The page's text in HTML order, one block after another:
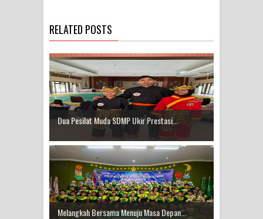
RELATED POSTS
Dua Pesilat Muda SDMP Ukir Prestasi...
Melangkah Bersama Menuju Masa Depan...